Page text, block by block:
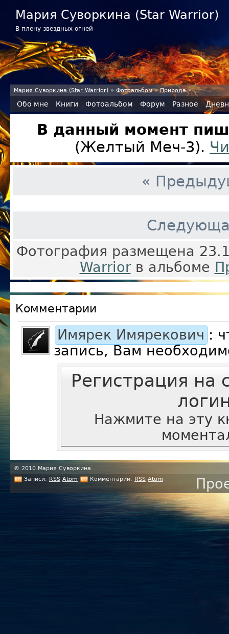
Мария Суворкина (Star Warrior)
В плену звездных огней
Мария Суворкина (Star Warrior) » Фотоальбом»Природа»...
Обо мне Книги Фотоальбом Форум Разное
В данный момент
(Желтый Меч-3).
«
Фотография размещена
Warriorв альбоме
Комментарии
Имярек Имярекович :
запись, Вам
Регистрация на
Нажмите на эту
© 2010 Мария Суворкина
Записи: RSS Atom Комментарии: RSS Atom